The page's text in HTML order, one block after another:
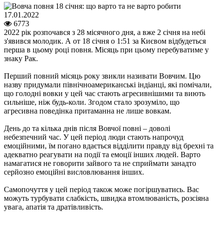
17.01.2022
6773
2022 рік розпочався з 28 місячного дня, а вже 2 січня на небі
з'явився молодик. А от 18 січня о 1:51 за Києвом відбудеться
перша в цьому році повня. Місяць при цьому перебуватиме у
знаку Рак.
Перший повний місяць року звикли називати Вовчим. Цю
назву придумали північноамериканські індіанці, які помічали,
що голодні вовки у цей час стають агресивнішими та виють
сильніше, ніж будь-коли. Згодом стало зрозуміло, що
агресивна поведінка притаманна не лише вовкам.
День до та кілька днів після Вовчої повні – доволі
небезпечний час. У цей період люди стають напрочуд
емоційними, їм погано вдається відділити правду від брехні та
адекватно реагувати на події та емоції інших людей. Варто
намагатися не говорити зайвого та не сприймати занадто
серйозно емоційні висловлювання інших.
Самопочуття у цей період також може погіршуватись. Вас
можуть турбувати слабкість, швидка втомлюваність, розсіяна
увага, апатія та дратівливість.